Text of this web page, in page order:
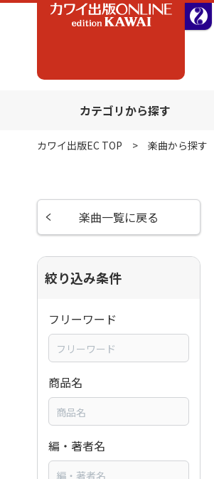
カテゴリから探す
カワイ出版EC TOP 楽曲から探す
楽曲一覧に戻る
絞り込み条件
フリーワード
商品名
編・著者名